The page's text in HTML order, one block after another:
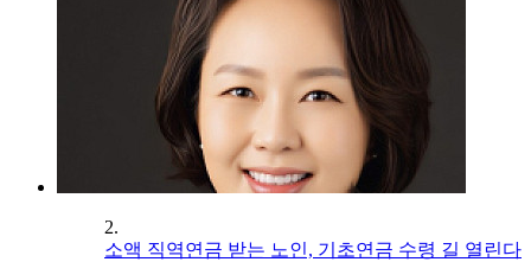
2.
소액 직역연금 받는 노인, 기초연금 수령 길 열린다